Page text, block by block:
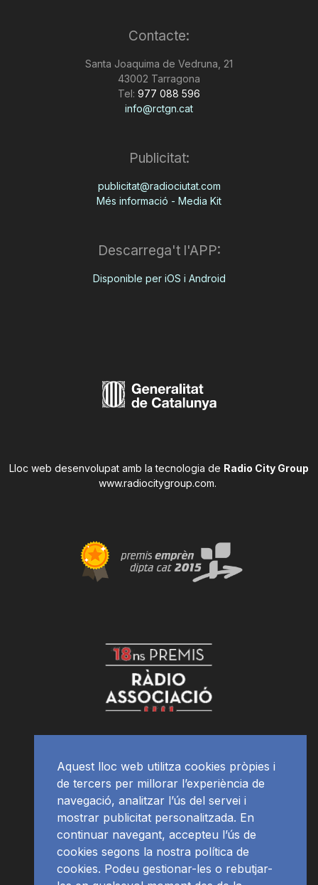
Contacte:
Santa Joaquima de Vedruna, 21
43002 Tarragona
Tel: 977 088 596
info@rctgn.cat
Publicitat:
publicitat@radiociutat.com
Més informació - Media Kit
Descarrega't l'APP:
Disponible per iOS i Android
Lloc web desenvolupat amb la tecnologia de Radio City Group
www.radiocitygroup.com.
Aquest lloc web utilitza cookies pròpies i
de tercers per millorar l’experiència de
navegació, analitzar l’ús del servei i
mostrar publicitat personalitzada. En
continuar navegant, accepteu l’ús de
cookies segons la nostra política de
cookies. Podeu gestionar-les o rebutjar-